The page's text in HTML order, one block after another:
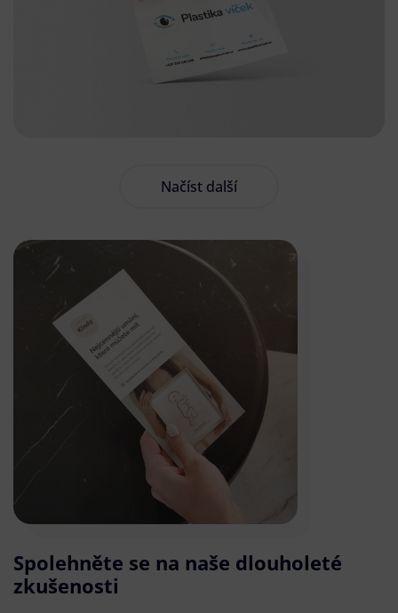
Načíst další
Spolehněte se na naše dlouholeté
zkušenosti